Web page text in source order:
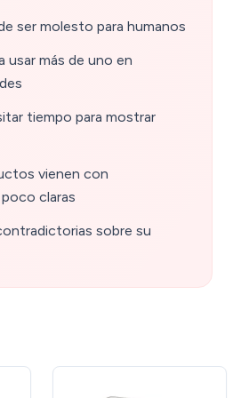
ser molesto para humanos
usar más de uno en
tiempo para mostrar
vienen con
claras
sobre su